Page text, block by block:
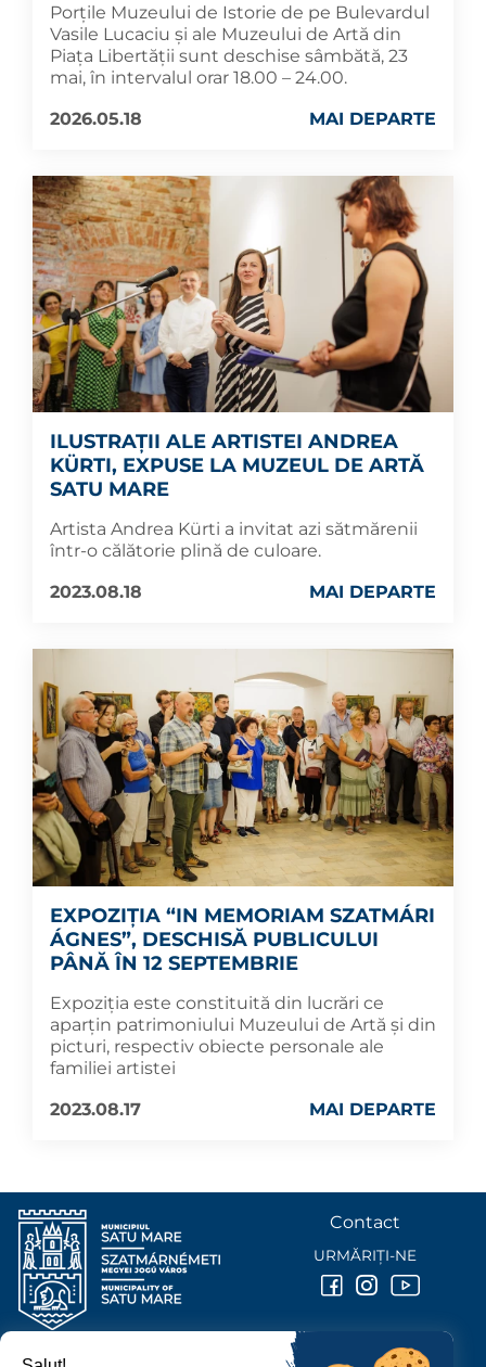
Porțile Muzeului de Istorie de pe Bulevardul
Vasile Lucaciu și ale Muzeului de Artă din
Piața Libertății sunt deschise sâmbătă, 23
mai, în intervalul orar 18.00 – 24.00.
2026.05.18
MAI DEPARTE
ILUSTRAȚII ALE ARTISTEI ANDREA
KÜRTI, EXPUSE LA MUZEUL DE ARTĂ
SATU MARE
Artista Andrea Kürti a invitat azi sătmărenii
într-o călătorie plină de culoare.
2023.08.18
MAI DEPARTE
EXPOZIȚIA “IN MEMORIAM SZATMÁRI
ÁGNES”, DESCHISĂ PUBLICULUI
PÂNĂ ÎN 12 SEPTEMBRIE
Expoziția este constituită din lucrări ce
aparțin patrimoniului Muzeului de Artă și din
picturi, respectiv obiecte personale ale
familiei artistei
2023.08.17
MAI DEPARTE
Contact
URMĂRIȚI-NE